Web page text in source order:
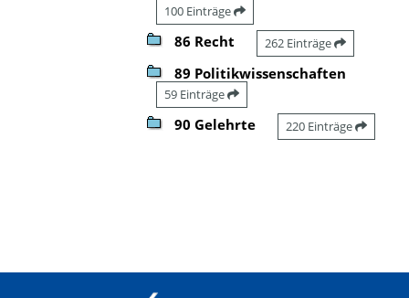
100 Einträge
86 Recht 262 Einträge
89 Politikwissenschaften
59 Einträge
90 Gelehrte 220 Einträge